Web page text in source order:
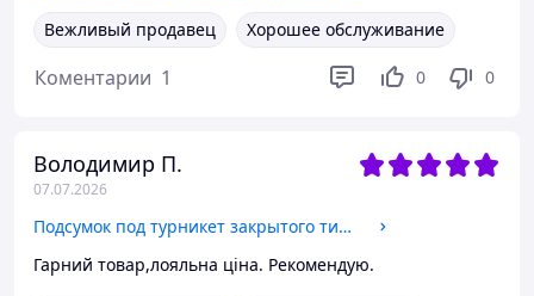
Вежливый продавец
Хорошее обслуживание
Коментарии 1 0 0
Володимир П.
07.07.2026
Подсумок под турникет закрытого типа Кордура Мультикам, тактический чехол для турникета MW
Гарний товар,лояльна ціна. Рекомендую.